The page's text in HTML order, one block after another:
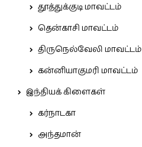
தூத்துக்குடி மாவட்டம்
தென்காசி மாவட்டம்
திருநெல்வேலி மாவட்டம்
கன்னியாகுமரி மாவட்டம்
இந்தியக் கிளைகள்
கர்நாடகா
அந்தமான்